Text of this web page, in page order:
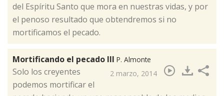
del Espíritu Santo que mora en nuestras vidas, y por
el penoso resultado que obtendremos si no
mortificamos el pecado.
Mortificando el pecado III P. Almonte
2 marzo, 2014
​Solo los creyentes
podemos mortificar el